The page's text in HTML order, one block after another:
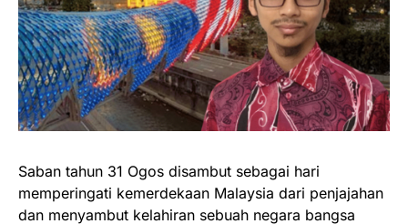
Saban tahun 31 Ogos disambut sebagai hari
memperingati kemerdekaan Malaysia dari penjajahan
dan menyambut kelahiran sebuah negara bangsa